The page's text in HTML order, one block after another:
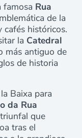
famosa Rua
de la
cafés históricos.
la Catedral
más antiguo de
de historia
Baixa para
da Rua
que
tras el